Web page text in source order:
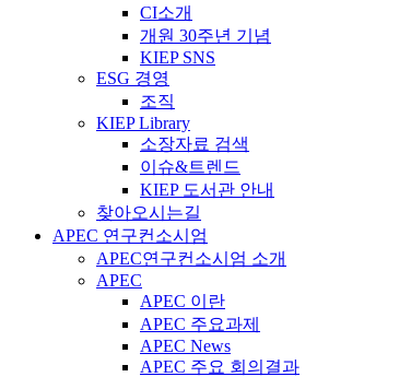
CI소개
개원 30주년 기념
KIEP SNS
ESG 경영
조직
KIEP Library
소장자료 검색
이슈&트렌드
KIEP 도서관 안내
찾아오시는길
APEC 연구컨소시엄
APEC연구컨소시엄 소개
APEC
APEC 이란
APEC 주요과제
APEC News
APEC 주요 회의결과